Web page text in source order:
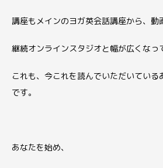
講座もメインのヨガ英会話講座から、動
継続オンラインスタジオと幅が広くなっ
これも、今これを読んでいただいてい
です。
あなたを始め、